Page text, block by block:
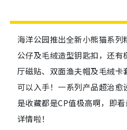
海洋公园推出全新小熊猫系列
公仔及毛绒造型钥匙扣，还有
厅磁贴、双面渔夫帽及毛绒
可以入手！一系列产品超治愈
是收藏都是CP值极高啊，即
详情啦！